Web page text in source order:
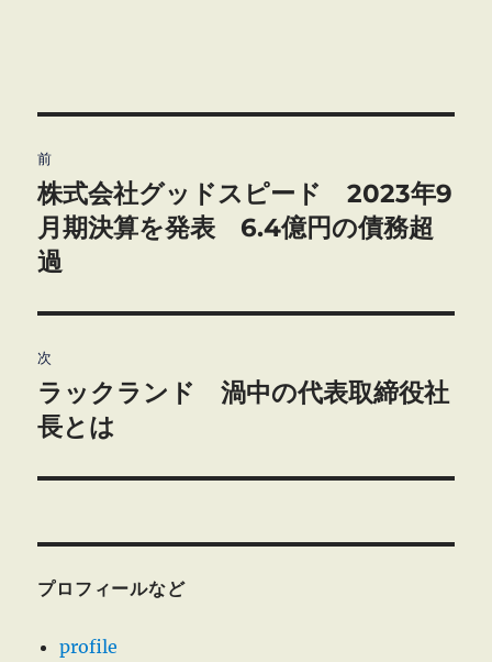
稿
ナ
ビ
ゲ
ー
シ
前
前
の
投
株式会社グッドスピード 2023年9
月期決算を発表 6.4億円の債務超
過
次
次
の
稿:
ラックランド 渦中の代表取締役社
長とは
プロフィールなど
profile